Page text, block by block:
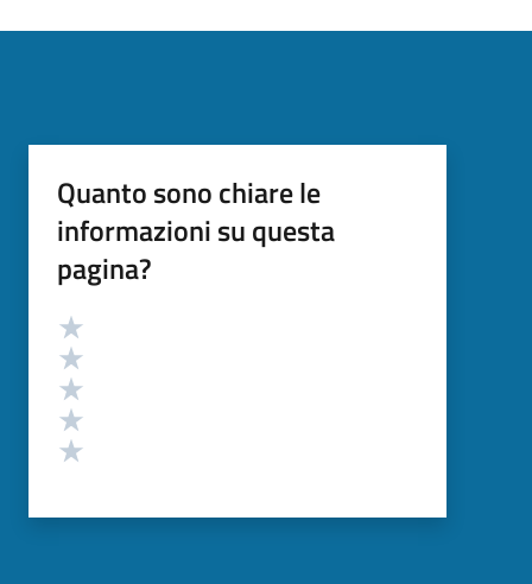
Quanto sono chiare le
informazioni su questa
pagina?
Valutazione